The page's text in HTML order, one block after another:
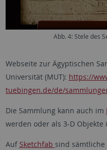
Abb. 4: Stele des
Webseite zur Ägyptischen
Universität (MUT): https://
tuebingen.de/de/
Die Sammlung kann auch im
werden oder als 3-D Objekte
Auf Sketchfab sind sämtliche